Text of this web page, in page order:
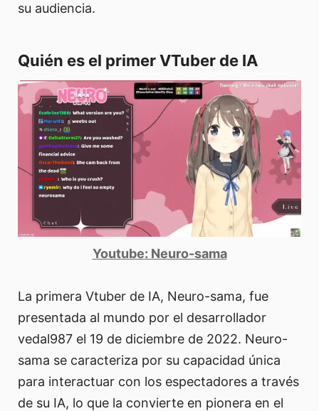
su audiencia.
Quién es el primer VTuber de IA
Youtube: Neuro-sama
La primera Vtuber de IA, Neuro-sama, fue
presentada al mundo por el desarrollador
vedal987 el 19 de diciembre de 2022. Neuro-
sama se caracteriza por su capacidad única
para interactuar con los espectadores a través
de su IA, lo que la convierte en pionera en el